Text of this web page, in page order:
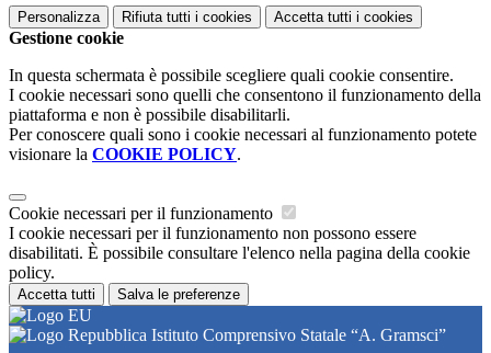
Personalizza Rifiuta tutti i cookies Accetta tutti i cookies
Gestione cookie
In questa schermata è possibile scegliere quali cookie consentire.
I cookie necessari sono quelli che consentono il funzionamento della
piattaforma e non è possibile disabilitarli.
Per conoscere quali sono i cookie necessari al funzionamento potete
visionare la COOKIE POLICY.
Cookie necessari per il funzionamento
I cookie necessari per il funzionamento non possono essere
disabilitati. È possibile consultare l'elenco nella pagina della cookie
policy.
Accetta tutti Salva le preferenze
Istituto Comprensivo Statale “A. Gramsci”